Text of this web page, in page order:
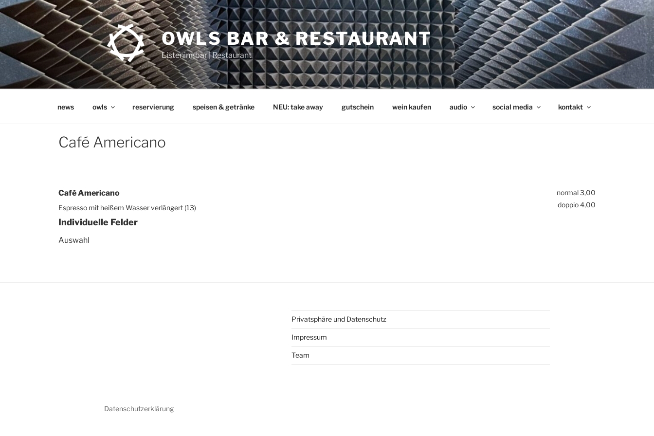
Zum
Inhalt
springen
OWLS BAR & RESTAURANT
Listeningbar | Restaurant
news owls reservierung speisen & getränke NEU: take away gutschein wein kaufen audio social media kontakt
Café Americano
Café Americano
normal 3,00
doppio 4,00
Espresso mit heißem Wasser verlängert (13)
Individuelle Felder
Auswahl
Privatsphäre und Datenschutz
Impressum
Team
Datenschutzerklärung